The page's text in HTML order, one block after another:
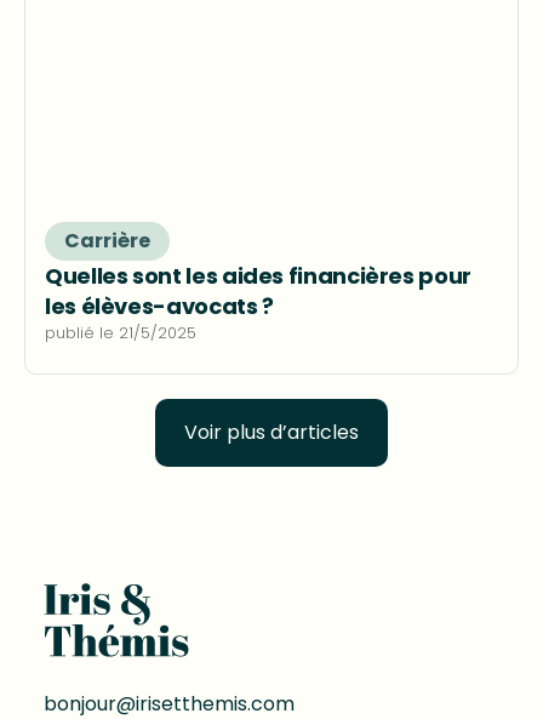
Carrière
Quelles sont les aides financières pour
les élèves-avocats ?
publié le 21/5/2025
Voir plus d’articles
bonjour@irisetthemis.com